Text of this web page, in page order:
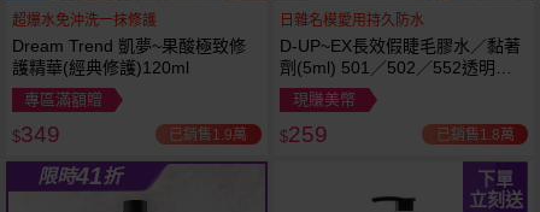
超爆水免沖洗一抹修護
Dream Trend 凱夢~果酸極致修
護精華(經典修護)120ml
專區滿額贈
$349 已銷售1.9萬
日雜名模愛用持久防水
D-UP~EX長效假睫毛膠水／黏著
劑(5ml) 501／502／552透明／
553黑色／554咖啡色 款式可選
現賺美幣
$259 已銷售1.8萬
限時41折
下單
立刻送